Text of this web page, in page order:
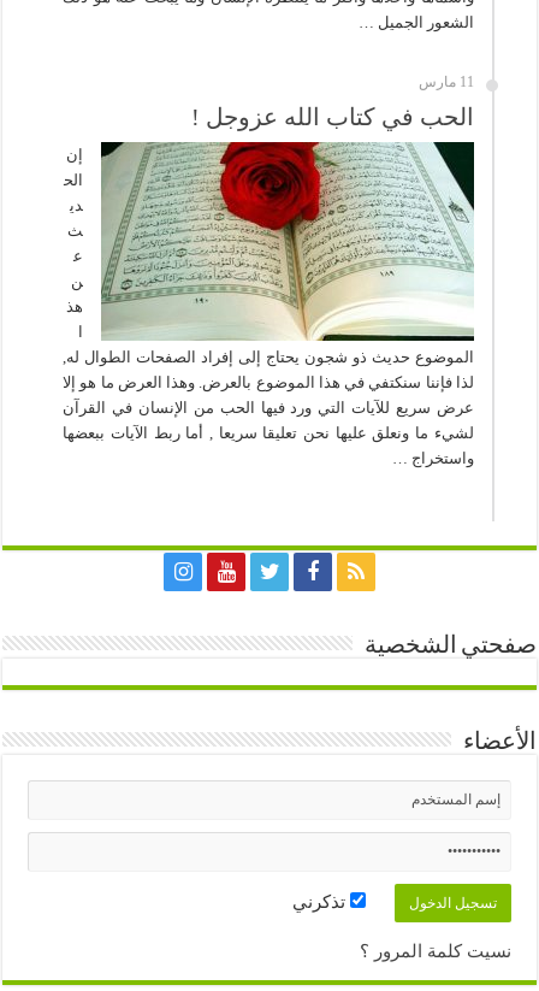
الشعور الجميل …
11 مارس
الحب في كتاب الله عزوجل !
إن
الح
دي
ث
ع
ن
هذ
الموضوع حديث ذو شجون يحتاج إلى إفراد الصفحات الطوال له,
لذا فإننا سنكتفي في هذا الموضوع بالعرض. وهذا العرض ما هو إلا
عرض سريع للآيات التي ورد فيها الحب من الإنسان في القرآن
لشيء ما ونعلق عليها نحن تعليقا سريعا , أما ربط الآيات ببعضها
واستخراج …
صفحتي الشخصية
الأعضاء
تذكرني
نسيت كلمة المرور ؟